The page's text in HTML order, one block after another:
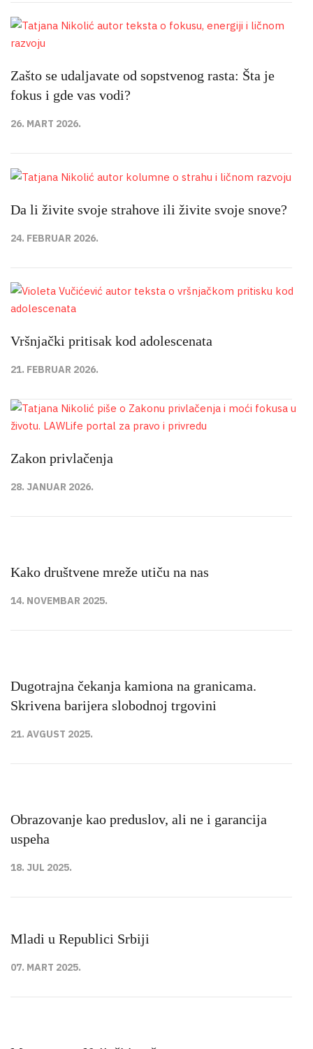
Zašto se udaljavate od sopstvenog rasta: Šta je
fokus i gde vas vodi?
26. MART 2026.
Da li živite svoje strahove ili živite svoje snove?
24. FEBRUAR 2026.
Vršnjački pritisak kod adolescenata
21. FEBRUAR 2026.
Zakon privlačenja
28. JANUAR 2026.
Kako društvene mreže utiču na nas
14. NOVEMBAR 2025.
Dugotrajna čekanja kamiona na granicama.
Skrivena barijera slobodnoj trgovini
21. AVGUST 2025.
Obrazovanje kao preduslov, ali ne i garancija
uspeha
18. JUL 2025.
Mladi u Republici Srbiji
07. MART 2025.